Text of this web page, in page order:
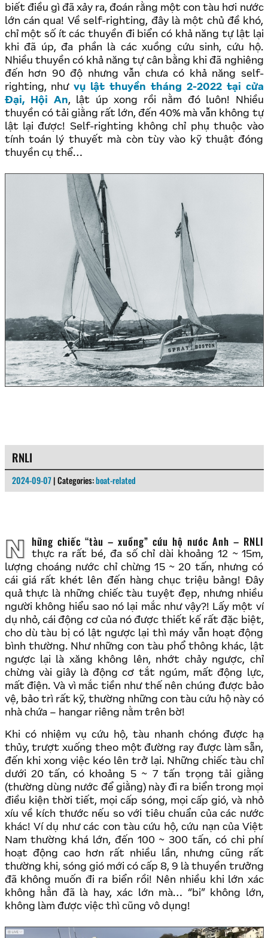
biết điều gì đã xảy ra, đoán rằng một con tàu hơi nước
lớn cán qua! Về self-righting, đây là một chủ đề khó,
chỉ một số ít các thuyền đi biển có khả năng tự lật lại
khi đã úp, đa phần là các xuồng cứu sinh, cứu hộ.
Nhiều thuyền có khả năng tự cân bằng khi đã nghiêng
đến hơn 90 độ nhưng vẫn chưa có khả năng self-
righting, nhưvụ lật thuyền tháng 2-2022 tại cửa
Đại, Hội An, lật úp xong rồi nằm đó luôn! Nhiều
thuyền có tải giằng rất lớn, đến 40% mà vẫn không tự
lật lại được! Self-righting không chỉ phụ thuộc vào
tính toán lý thuyết mà còn tùy vào kỹ thuật đóng
thuyền cụ thể…
RNLI
2024-09-07 | Categories:boat-related
Những chiếc “tàu – xuồng” cứu hộ nước Anh – RNLI
thực ra rất bé, đa số chỉ dài khoảng 12 ~ 15m,
lượng choáng nước chỉ chừng 15 ~ 20 tấn, nhưng có
cái giá rất khét lên đến hàng chục triệu bảng! Đây
quả thực là những chiếc tàu tuyệt đẹp, nhưng nhiều
người không hiểu sao nó lại mắc như vậy?! Lấy một ví
dụ nhỏ, cái động cơ của nó được thiết kế rất đặc biệt,
cho dù tàu bị có lật ngược lại thì máy vẫn hoạt động
bình thường. Như những con tàu phổ thông khác, lật
ngược lại là xăng không lên, nhớt chảy ngược, chỉ
chừng vài giây là động cơ tắt ngúm, mất động lực,
mất điện. Và vì mắc tiền như thế nên chúng được bảo
vệ, bảo trì rất kỹ, thường những con tàu cứu hộ này có
nhà chứa – hangar riêng nằm trên bờ!
Khi có nhiệm vụ cứu hộ, tàu nhanh chóng được hạ
thủy, trượt xuống theo một đường ray được làm sẵn,
đến khi xong việc kéo lên trở lại. Những chiếc tàu chỉ
dưới 20 tấn, có khoảng 5 ~ 7 tấn trọng tải giằng
(thường dùng nước để giằng) này đi ra biển trong mọi
điều kiện thời tiết, mọi cấp sóng, mọi cấp gió, và nhỏ
xíu về kích thước nếu so với tiêu chuẩn của các nước
khác! Ví dụ như các con tàu cứu hộ, cứu nạn của Việt
Nam thường khá lớn, đến 100 ~ 300 tấn, có chi phí
hoạt động cao hơn rất nhiều lần, nhưng cũng rất
thường khi, sóng gió mới có cấp 8, 9 là thuyền trưởng
đã không muốn đi ra biển rồi! Nên nhiều khi lớn xác
không hẳn đã là hay, xác lớn mà… “bi” không lớn,
không làm được việc thì cũng vô dụng!